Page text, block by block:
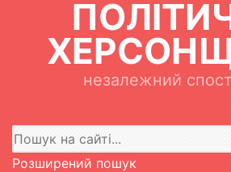
незалежний
Розширений пошук